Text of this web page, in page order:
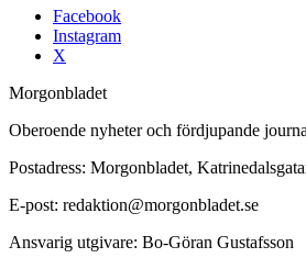
Facebook
Instagram
X
Morgonbladet
Oberoende nyheter och fördjupande
Postadress: Morgonbladet,
E-post: redaktion@morgonbladet.se
Ansvarig utgivare: Bo-Göran Gustafsson